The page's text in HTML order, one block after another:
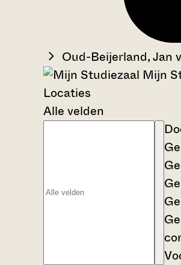
Oud-Beijerland, Jan
Mijn
Locaties
Alle velden